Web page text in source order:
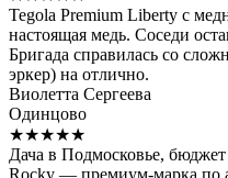
Tegola Premium Liberty с
настоящая медь. Соседи
Бригада справилась со
эркер) на отлично.
Виолетта Сергеева
Одинцово
★★★★★
Дача в Подмосковье,